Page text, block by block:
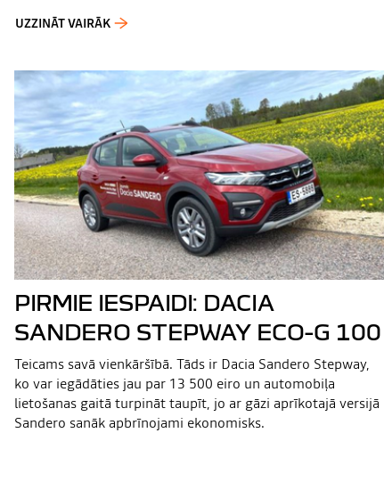
MAZUMTIRDZNIECĪBĀ EIROPĀ
UZZINĀT VAIRĀK
PIRMIE IESPAIDI: DACIA
SANDERO STEPWAY ECO-G 100
Teicams savā vienkāršībā. Tāds ir Dacia Sandero Stepway,
ko var iegādāties jau par 13 500 eiro un automobiļa
lietošanas gaitā turpināt taupīt, jo ar gāzi aprīkotajā versijā
Sandero sanāk apbrīnojami ekonomisks.